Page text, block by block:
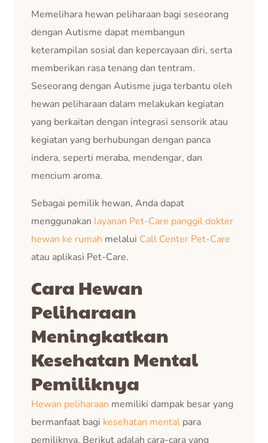
Memelihara hewan peliharaan bagi seseorang
dengan Autisme dapat membangun
keterampilan sosial dan kepercayaan diri, serta
memberikan rasa tenang dan tentram.
Seseorang dengan Autisme juga terbantu oleh
hewan peliharaan dalam melakukan kegiatan
yang berkaitan dengan integrasi sensorik atau
kegiatan yang berhubungan dengan panca
indera, seperti meraba, mendengar, dan
mencium aroma.
Sebagai pemilik hewan, Anda dapat
menggunakan layanan Pet-Care panggil dokter
hewan ke rumah melalui Call Center Pet-Care
atau aplikasi Pet-Care.
Cara Hewan
Peliharaan
Meningkatkan
Kesehatan Mental
Pemiliknya
Hewan peliharaan memiliki dampak besar yang
bermanfaat bagi kesehatan mental para
pemiliknya. Berikut adalah cara-cara yang